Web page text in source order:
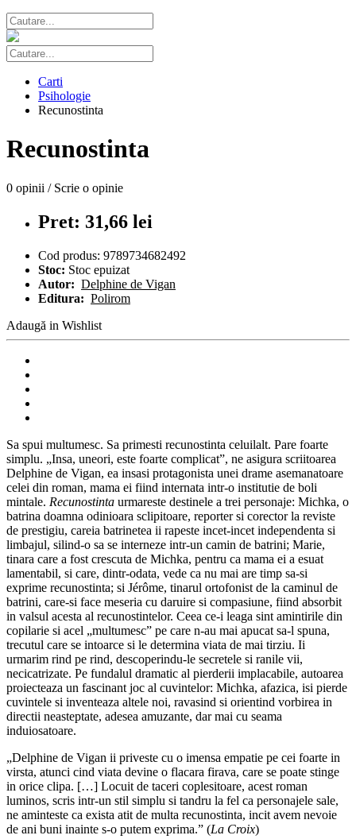
Carti
Psihologie
Recunostinta
Recunostinta
0 opinii / Scrie o opinie
Pret: 31,66 lei
Cod produs: 9789734682492
Stoc: Stoc epuizat
Autor: Delphine de Vigan
Editura: Polirom
Adaugă in Wishlist
Sa spui multumesc. Sa primesti recunostinta celuilalt. Pare foarte
simplu. „Insa, uneori, este foarte complicat”, ne asigura scriitoarea
Delphine de Vigan, ea insasi protagonista unei drame asemanatoare
celei din roman, mama ei fiind internata intr-o institutie de boli
mintale. Recunostinta urmareste destinele a trei personaje: Michka, o
batrina doamna odinioara sclipitoare, reporter si corector la reviste
de prestigiu, careia batrinetea ii rapeste incet-incet independenta si
limbajul, silind-o sa se interneze intr-un camin de batrini; Marie,
tinara care a fost crescuta de Michka, pentru ca mama ei a esuat
lamentabil, si care, dintr-odata, vede ca nu mai are timp sa-si
exprime recunostinta; si Jérôme, tinarul ortofonist de la caminul de
batrini, care-si face meseria cu daruire si compasiune, fiind absorbit
in valsul acesta al recunostintelor. Ceea ce-i leaga sint amintirile din
copilarie si acel „multumesc” pe care n-au mai apucat sa-l spuna,
trecutul care se intoarce si le determina viata de mai tirziu. Ii
urmarim rind pe rind, descoperindu-le secretele si ranile vii,
necicatrizate. Pe fundalul dramatic al pierderii implacabile, autoarea
proiecteaza un fascinant joc al cuvintelor: Michka, afazica, isi pierde
cuvintele si inventeaza altele noi, ravasind si orientind vorbirea in
directii neasteptate, adesea amuzante, dar mai cu seama
induiosatoare.
„Delphine de Vigan ii priveste cu o imensa empatie pe cei foarte in
virsta, atunci cind viata devine o flacara firava, care se poate stinge
in orice clipa. […] Locuit de taceri coplesitoare, acest roman
luminos, scris intr-un stil simplu si tandru la fel ca personajele sale,
ne aminteste ca exista atit de multa recunostinta, incit avem nevoie
de ani buni inainte s-o putem exprima.” (La Croix)